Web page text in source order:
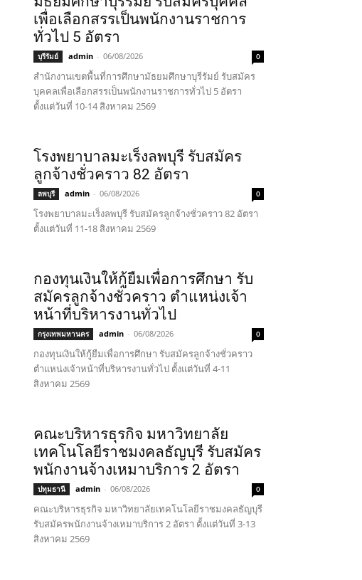
เพื่อเลือกสรรเป็นพนักงานราชการ
ทั่วไป 5 อัตรา
บุรีรัมย์ admin - 06/08/2026 0
สำนักงานเขตพื้นที่การศึกษามัธยมศึกษาบุรีรัมย์ รับสมัคร
บุคคลเพื่อเลือกสรรเป็นพนักงานราชการทั่วไป 5 อัตรา
ตั้งแต่วันที่ 10-14 สิงหาคม 2569
โรงพยาบาลมะเร็งลพบุรี รับสมัคร
ลูกจ้างชั่วคราว 82 อัตรา
ลพบุรี admin - 06/08/2026 0
โรงพยาบาลมะเร็งลพบุรี รับสมัครลูกจ้างชั่วคราว 82 อัตรา
ตั้งแต่วันที่ 11-18 สิงหาคม 2569
กองทุนเงินให้กู้ยืมเพื่อการศึกษา รับ
สมัครลูกจ้างชั่วคราว ตำแหน่งเจ้า
หน้าที่บริหารงานทั่วไป
กรุงเทพมหานคร admin - 06/08/2026 0
กองทุนเงินให้กู้ยืมเพื่อการศึกษา รับสมัครลูกจ้างชั่วคราว
ตำแหน่งเจ้าหน้าที่บริหารงานทั่วไป ตั้งแต่วันที่ 4-11
สิงหาคม 2569
คณะบริหารธุรกิจ มหาวิทยาลัย
เทคโนโลยีราชมงคลธัญบุรี รับสมัคร
พนักงานจ้างเหมาบริการ 2 อัตรา
ปทุมธานี admin - 06/08/2026 0
คณะบริหารธุรกิจ มหาวิทยาลัยเทคโนโลยีราชมงคลธัญบุรี
รับสมัครพนักงานจ้างเหมาบริการ 2 อัตรา ตั้งแต่วันที่ 3-13
สิงหาคม 2569